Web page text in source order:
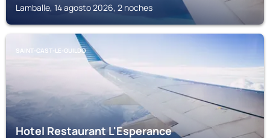
Lamballe, 14 agosto 2026, 2 noches
SAINT-CAST-LE-GUILDO
Hotel Restaurant L'Esperance